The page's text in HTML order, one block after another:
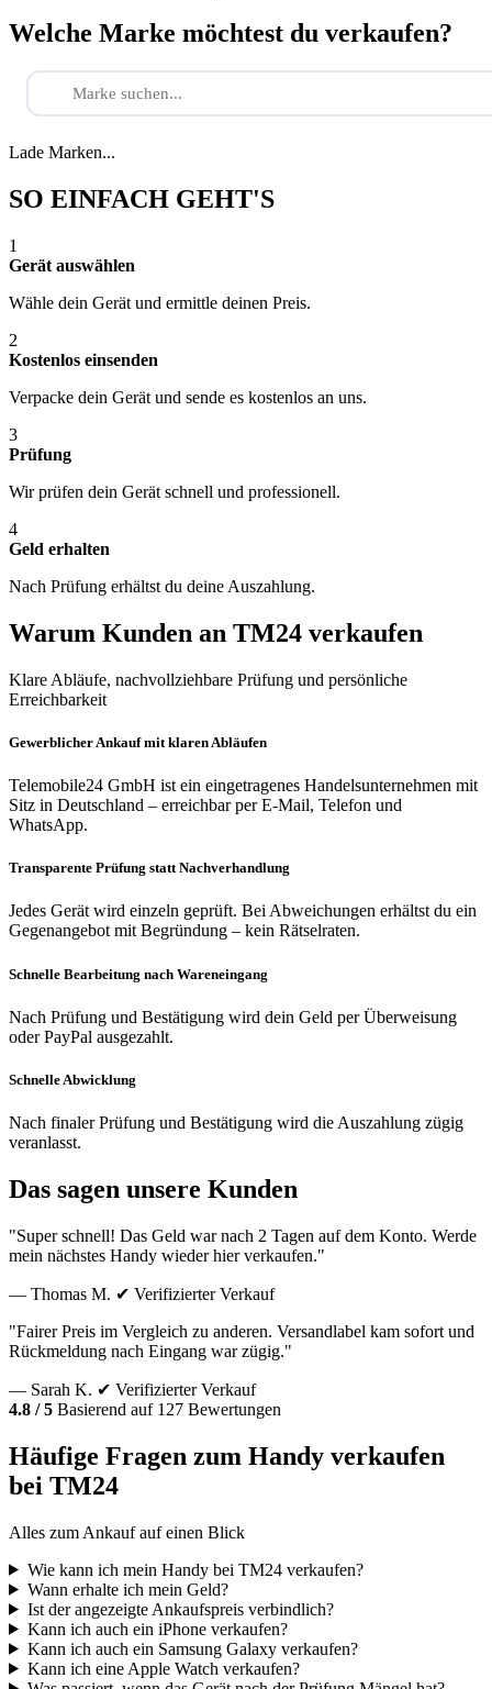
Welche Marke möchtest du verkaufen?
Lade Marken...
SO EINFACH GEHT'S
1
Gerät auswählen
Wähle dein Gerät und ermittle deinen Preis.
2
Kostenlos einsenden
Verpacke dein Gerät und sende es kostenlos an uns.
3
Prüfung
Wir prüfen dein Gerät schnell und professionell.
4
Geld erhalten
Nach Prüfung erhältst du deine Auszahlung.
Warum Kunden an TM24 verkaufen
Klare Abläufe, nachvollziehbare Prüfung und persönliche
Erreichbarkeit
Gewerblicher Ankauf mit klaren Abläufen
Telemobile24 GmbH ist ein eingetragenes Handelsunternehmen mit
Sitz in Deutschland – erreichbar per E-Mail, Telefon und
WhatsApp.
Transparente Prüfung statt Nachverhandlung
Jedes Gerät wird einzeln geprüft. Bei Abweichungen erhältst du ein
Gegenangebot mit Begründung – kein Rätselraten.
Schnelle Bearbeitung nach Wareneingang
Nach Prüfung und Bestätigung wird dein Geld per Überweisung
oder PayPal ausgezahlt.
Schnelle Abwicklung
Nach finaler Prüfung und Bestätigung wird die Auszahlung zügig
veranlasst.
Das sagen unsere Kunden
"Super schnell! Das Geld war nach 2 Tagen auf dem Konto. Werde
mein nächstes Handy wieder hier verkaufen."
— Thomas M. ✔ Verifizierter Verkauf
"Fairer Preis im Vergleich zu anderen. Versandlabel kam sofort und
Rückmeldung nach Eingang war zügig."
— Sarah K. ✔ Verifizierter Verkauf
4.8 / 5 Basierend auf 127 Bewertungen
Häufige Fragen zum Handy verkaufen
bei TM24
Alles zum Ankauf auf einen Blick
Wie kann ich mein Handy bei TM24 verkaufen?
Wann erhalte ich mein Geld?
Ist der angezeigte Ankaufspreis verbindlich?
Kann ich auch ein iPhone verkaufen?
Kann ich auch ein Samsung Galaxy verkaufen?
Kann ich eine Apple Watch verkaufen?